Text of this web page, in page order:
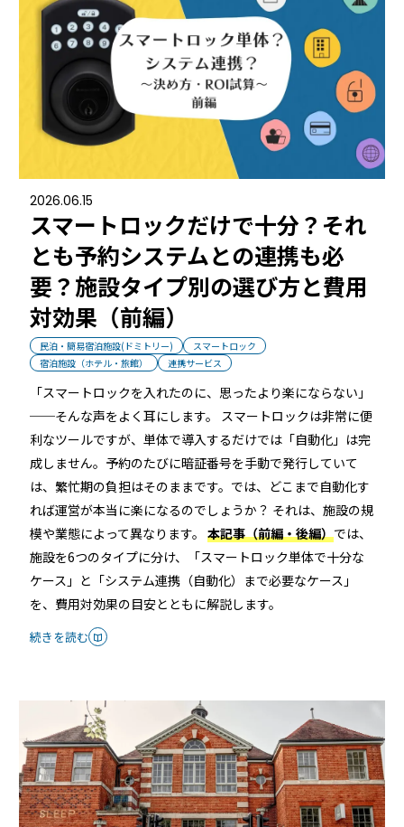
2026.06.15
スマートロックだけで十分？それ
とも予約システムとの連携も必
要？施設タイプ別の選び方と費用
対効果（前編）
民泊・簡易宿泊施設(ドミトリー)
スマートロック
宿泊施設（ホテル・旅館）
連携サービス
「スマートロックを入れたのに、思ったより楽にならない」
──そんな声をよく耳にします。 スマートロックは非常に便
利なツールですが、単体で導入するだけでは「自動化」は完
成しません。予約のたびに暗証番号を手動で発行していて
は、繁忙期の負担はそのままです。では、どこまで自動化す
れば運営が本当に楽になるのでしょうか？ それは、施設の規
模や業態によって異なります。 本記事（前編・後編）では、
施設を6つのタイプに分け、「スマートロック単体で十分な
ケース」と「システム連携（自動化）まで必要なケース」
を、費用対効果の目安とともに解説します。
続きを読む
きたいこと
続きを読む
【まとめ】スマートロック解説 今年度こ
そ、ビジネスにスマートロック！
続きを読む
スマートロックとは？カギのIoT化、仕組み
とメリットを解説！
宿泊施設
RemoteLOCKを導入するメリット
活用事例
お客さまの声
宿泊施設での運用におすすめの記事３選
無人・省人運営の宿泊施設におすすめのPMS 4選
ホテルや宿泊施設に導入するスマートロックの選び方
とポイントを解説
は？